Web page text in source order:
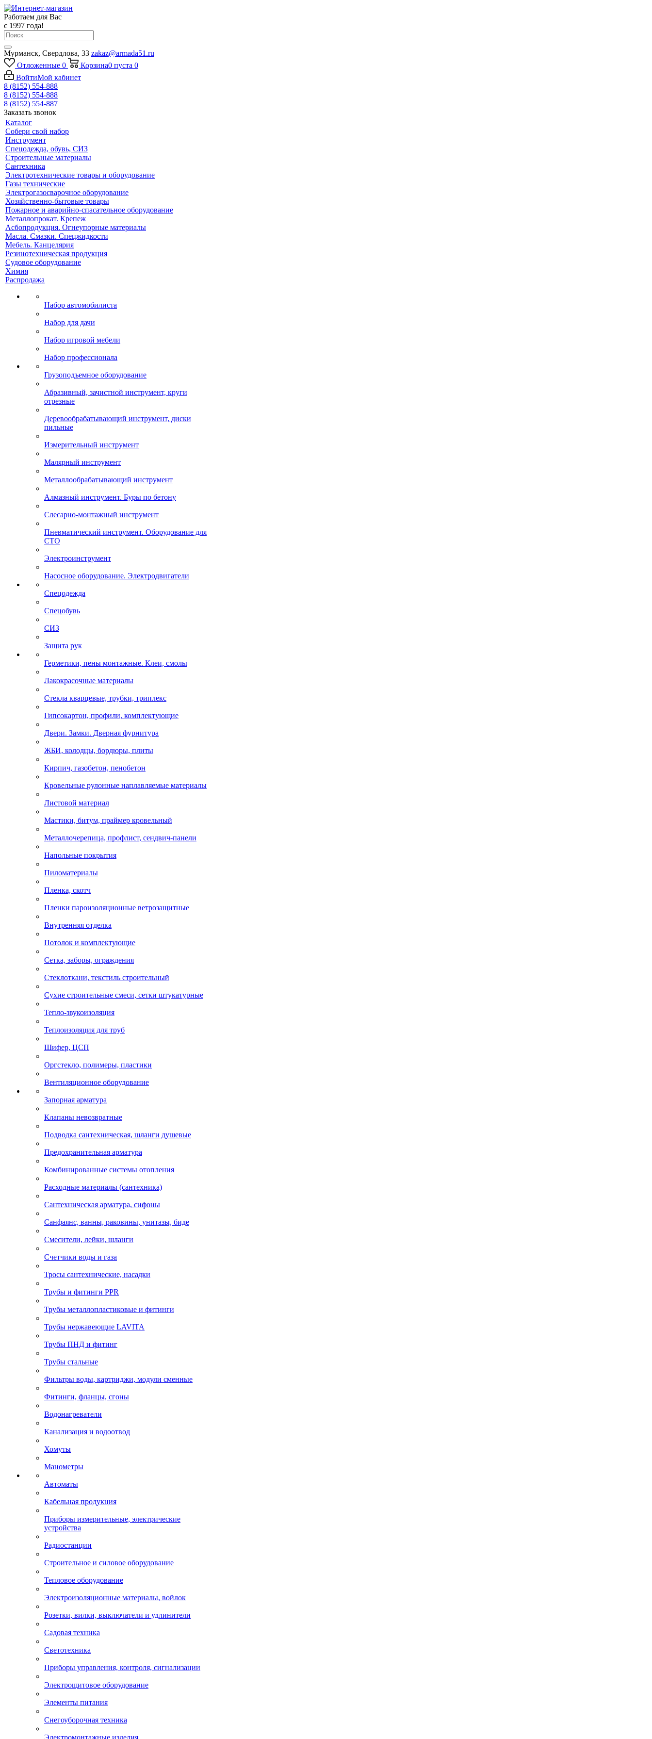
Работаем для Вас
с 1997 года!
Мурманск, Свердлова, 33 zakaz@armada51.ru
Отложенные 0 Корзина0 пуста 0
ВойтиМой кабинет
8 (8152) 554-888
8 (8152) 554-888
8 (8152) 554-887
Заказать звонок
Каталог
Собери свой набор
Инструмент
Спецодежда, обувь, СИЗ
Строительные материалы
Сантехника
Электротехнические товары и оборудование
Газы технические
Электрогазосварочное оборудование
Хозяйственно-бытовые товары
Пожарное и аварийно-спасательное оборудование
Металлопрокат. Крепеж
Асбопродукция. Огнеупорные материалы
Масла. Смазки. Спецжидкости
Мебель. Канцелярия
Резинотехническая продукция
Судовое оборудование
Химия
Распродажа
Набор автомобилиста
Набор для дачи
Набор игровой мебели
Набор профессионала
Грузоподъемное оборудование
Абразивный, зачистной инструмент, круги
отрезные
Деревообрабатывающий инструмент, диски
пильные
Измерительный инструмент
Малярный инструмент
Металлообрабатывающий инструмент
Алмазный инструмент. Буры по бетону
Слесарно-монтажный инструмент
Пневматический инструмент. Оборудование для
СТО
Электроинструмент
Насосное оборудование. Электродвигатели
Спецодежда
Спецобувь
СИЗ
Защита рук
Герметики, пены монтажные. Клеи, смолы
Лакокрасочные материалы
Стекла кварцевые, трубки, триплекс
Гипсокартон, профили, комплектующие
Двери. Замки. Дверная фурнитура
ЖБИ, колодцы, бордюры, плиты
Кирпич, газобетон, пенобетон
Кровельные рулонные наплавляемые материалы
Листовой материал
Мастики, битум, праймер кровельный
Металлочерепица, профлист, сендвич-панели
Напольные покрытия
Пиломатериалы
Пленка, скотч
Пленки пароизоляционные ветрозащитные
Внутренняя отделка
Потолок и комплектующие
Сетка, заборы, ограждения
Стеклоткани, текстиль строительный
Сухие строительные смеси, сетки штукатурные
Тепло-звукоизоляция
Теплоизоляция для труб
Шифер, ЦСП
Оргстекло, полимеры, пластики
Вентиляционное оборудование
Запорная арматура
Клапаны невозвратные
Подводка сантехническая, шланги душевые
Предохранительная арматура
Комбинированные системы отопления
Расходные материалы (сантехника)
Сантехническая арматура, сифоны
Санфаянс, ванны, раковины, унитазы, биде
Смесители, лейки, шланги
Счетчики воды и газа
Тросы сантехнические, насадки
Трубы и фитинги PPR
Трубы металлопластиковые и фитинги
Трубы нержавеющие LAVITA
Трубы ПНД и фитинг
Трубы стальные
Фильтры воды, картриджи, модули сменные
Фитинги, фланцы, сгоны
Водонагреватели
Канализация и водоотвод
Хомуты
Манометры
Автоматы
Кабельная продукция
Приборы измерительные, электрические
устройства
Радиостанции
Строительное и силовое оборудование
Тепловое оборудование
Электроизоляционные материалы, войлок
Розетки, вилки, выключатели и удлинители
Садовая техника
Светотехника
Приборы управления, контроля, сигнализации
Электрощитовое оборудование
Элементы питания
Снегоуборочная техника
Электромонтажные изделия